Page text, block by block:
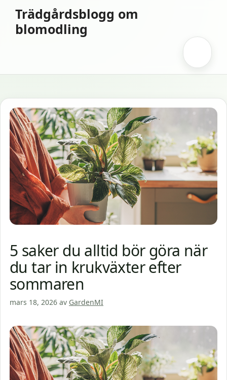
innehåll
Trädgårdsblogg om
blomodling
5 saker du alltid bör göra när
du tar in krukväxter efter
sommaren
mars 18, 2026 av GardenMI